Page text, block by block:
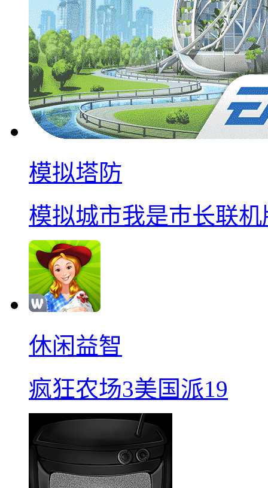
模拟塔防
模拟城市我是巿长联机
休闲益智
疯狂农场3美国派19